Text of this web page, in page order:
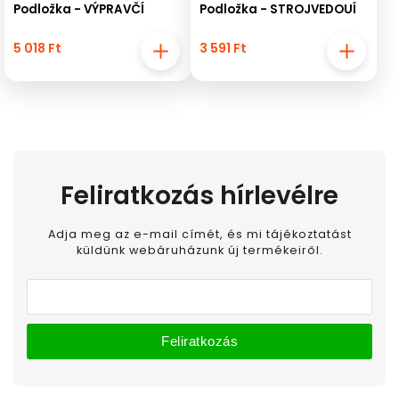
Podložka - VÝPRAVČÍ
5 018 Ft
Podložka - STROJVEDOUÍ
3 591 Ft
Feliratkozás hírlevélre
Adja meg az e-mail címét, és mi tájékoztatást
küldünk webáruházunk új termékeiről.
Feliratkozás